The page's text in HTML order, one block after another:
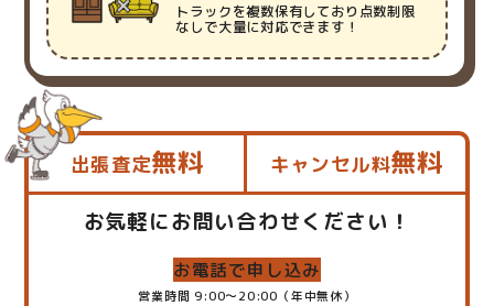
トラックを複数保有しており点数制限
なしで大量に対応できます！
出張査定無料 キャンセル料無料
お気軽にお問い合わせください！
お電話で申し込み
営業時間 9:00～20:00（年中無休）